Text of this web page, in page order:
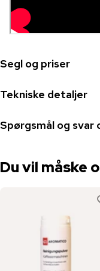
Segl og priser
Tekniske detaljer
Spørgsmål og
Du vil måske